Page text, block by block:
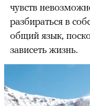
чувств
разбираться в
общий язык,
зависеть жизнь.